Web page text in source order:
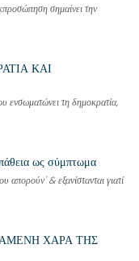
σημαίνει την
ΚΑΙ
ενσωματώνει τη δημοκρατία,
ως σύμπτωμα
απορούν' & εξανίστανται γιατί
ΧΑΡΑ ΤΗΣ